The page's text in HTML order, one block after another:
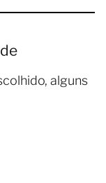
alguns